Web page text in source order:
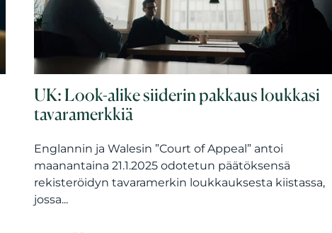
UK: Look-alike siiderin pakkaus loukkasi
tavaramerkkiä
Englannin ja Walesin ”Court of Appeal” antoi
maanantaina 21.1.2025 odotetun päätöksensä
rekisteröidyn tavaramerkin loukkauksesta kiistassa,
jossa...